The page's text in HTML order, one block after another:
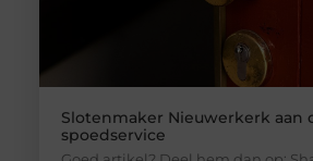
Slotenmaker Nieuwerkerk aan
spoedservice